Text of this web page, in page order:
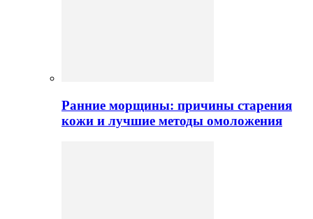
Ранние морщины: причины старения
кожи и лучшие методы омоложения